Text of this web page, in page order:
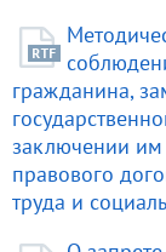
гражданина,
заключении им
правового
труда и